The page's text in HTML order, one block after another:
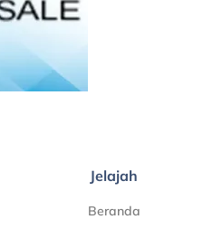
Jelajah
Beranda